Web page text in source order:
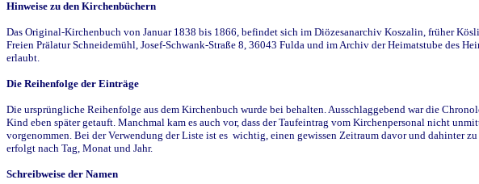
Hinweise zu den Kirchenbüchern
Das Original-Kirchenbuch von Januar 1838 bis 1866, befindet sich im Diözesanarchiv Koszalin, früher
Freien Prälatur Schneidemühl, Josef-Schwank-Straße 8, 36043 Fulda und im Archiv der Heimatstube des
erlaubt.
Die Reihenfolge der Einträge
Die ursprüngliche Reihenfolge aus dem Kirchenbuch wurde bei behalten. Ausschlaggebend war die
Kind eben später getauft. Manchmal kam es auch vor, dass der Taufeintrag vom Kirchenpersonal nicht
vorgenommen. Bei der Verwendung der Liste ist es wichtig, einen gewissen Zeitraum davor und dahinter
erfolgt nach Tag, Monat und Jahr.
Schreibweise der Namen